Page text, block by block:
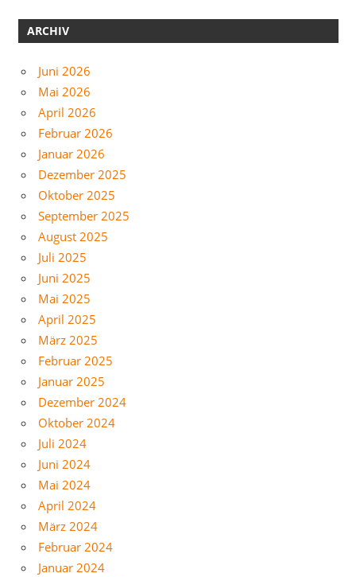
ARCHIV
Juni 2026
Mai 2026
April 2026
Februar 2026
Januar 2026
Dezember 2025
Oktober 2025
September 2025
August 2025
Juli 2025
Juni 2025
Mai 2025
April 2025
März 2025
Februar 2025
Januar 2025
Dezember 2024
Oktober 2024
Juli 2024
Juni 2024
Mai 2024
April 2024
März 2024
Februar 2024
Januar 2024